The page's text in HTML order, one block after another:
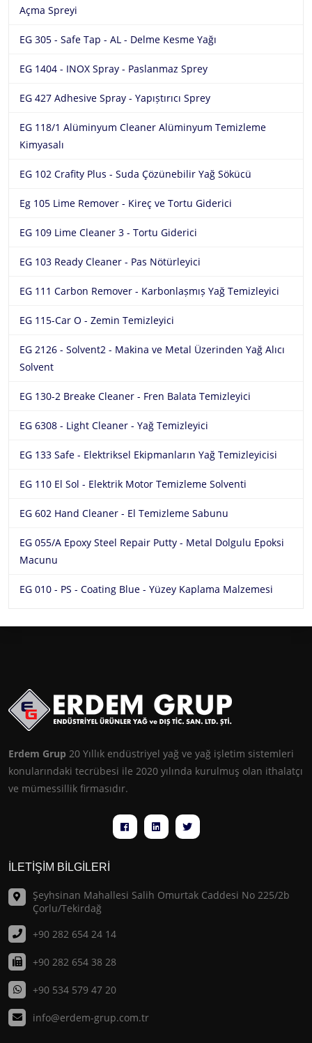
Açma Spreyi
EG 305 - Safe Tap - AL - Delme Kesme Yağı
EG 1404 - INOX Spray - Paslanmaz Sprey
EG 427 Adhesive Spray - Yapıștırıcı Sprey
EG 118/1 Alüminyum Cleaner Alüminyum Temizleme
Kimyasalı
EG 102 Crafity Plus - Suda Çözünebilir Yağ Sökücü
Eg 105 Lime Remover - Kireç ve Tortu Giderici
EG 109 Lime Cleaner 3 - Tortu Giderici
EG 103 Ready Cleaner - Pas Nötürleyici
EG 111 Carbon Remover - Karbonlașmıș Yağ Temizleyici
EG 115-Car O - Zemin Temizleyici
EG 2126 - Solvent2 - Makina ve Metal Üzerinden Yağ Alıcı
Solvent
EG 130-2 Breake Cleaner - Fren Balata Temizleyici
EG 6308 - Light Cleaner - Yağ Temizleyici
EG 133 Safe - Elektriksel Ekipmanların Yağ Temizleyicisi
EG 110 El Sol - Elektrik Motor Temizleme Solventi
EG 602 Hand Cleaner - El Temizleme Sabunu
EG 055/A Epoxy Steel Repair Putty - Metal Dolgulu Epoksi
Macunu
EG 010 - PS - Coating Blue - Yüzey Kaplama Malzemesi
Erdem Grup 20 Yıllık endüstriyel yağ ve yağ işletim sistemleri
konularındaki tecrübesi ile 2020 yılında kurulmuş olan ithalatçı
ve mümessillik firmasıdır.
İLETİŞİM BİLGİLERİ
Şeyhsinan Mahallesi Salih Omurtak Caddesi No 225/2b
Çorlu/Tekirdağ
+90 282 654 24 14
+90 282 654 38 28
+90 534 579 47 20
info@erdem-grup.com.tr